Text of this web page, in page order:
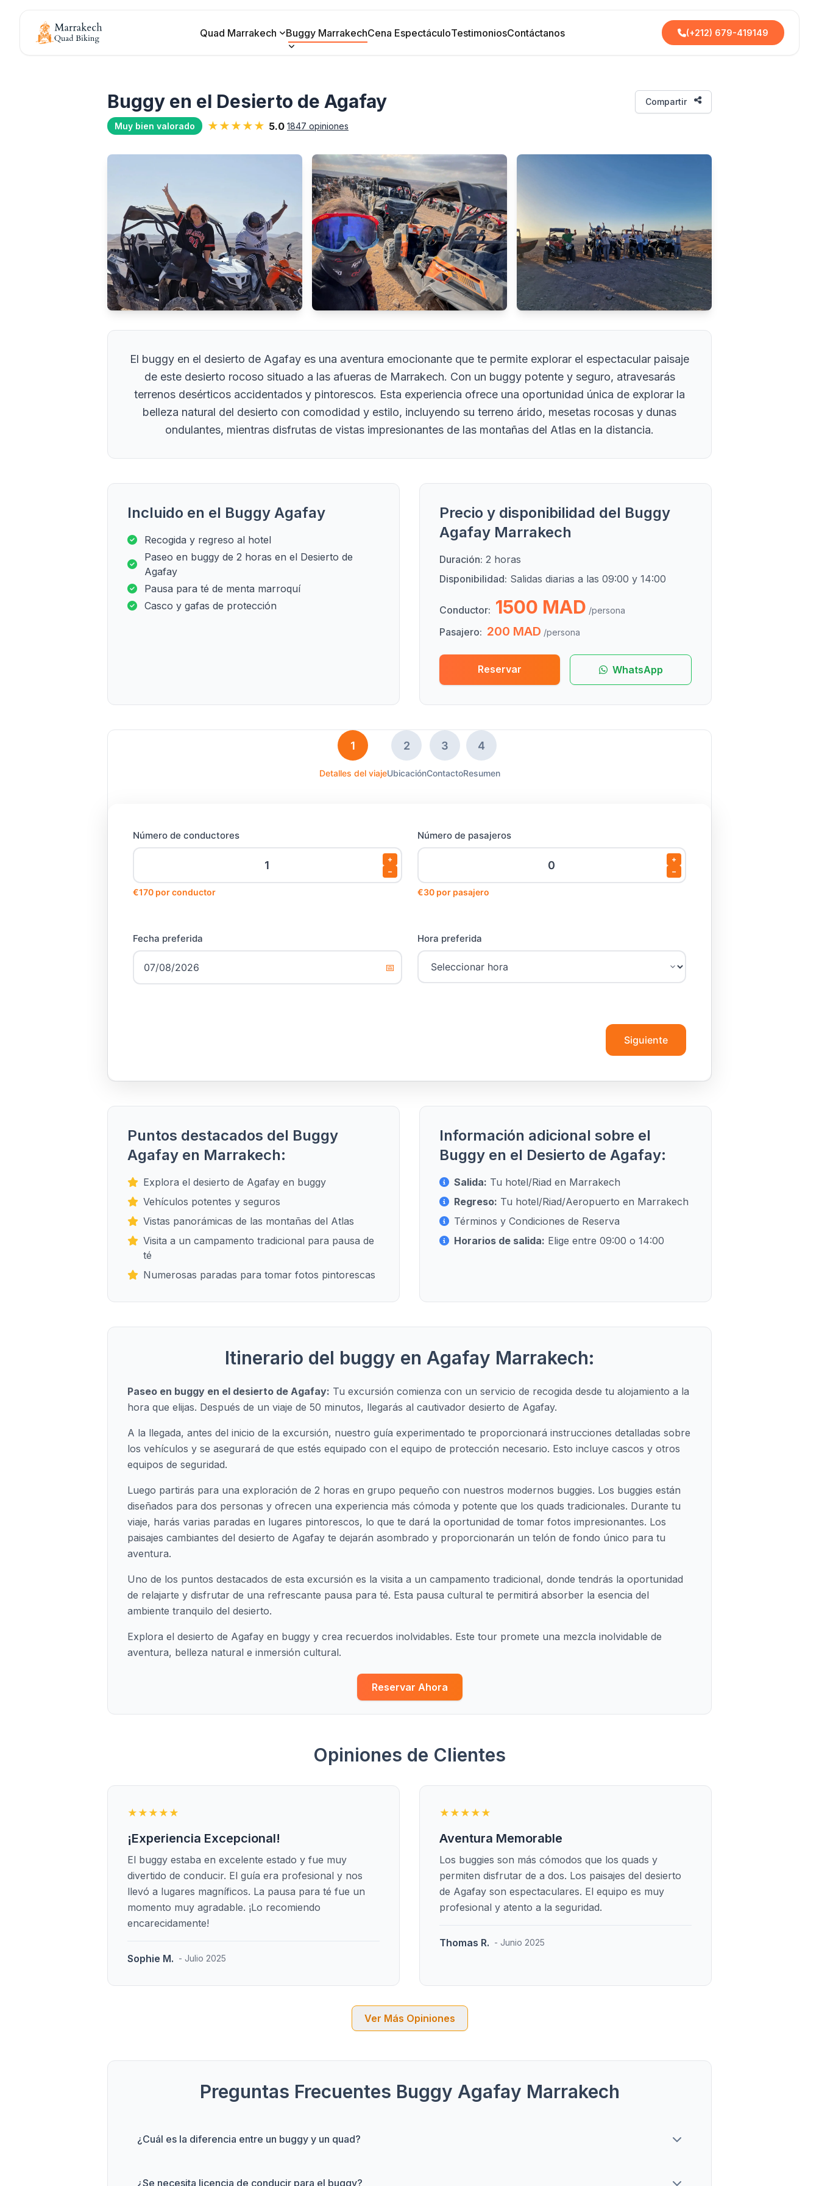
Quad Marrakech Buggy MarrakechCena EspectáculoTestimoniosContáctanos (+212) 679-419149
Buggy en el Desierto de Agafay
Muy bien valorado ★★★★★ 5.0 1847 opiniones
Compartir
El buggy en el desierto de Agafay es una aventura emocionante que te permite explorar el espectacular paisaje
de este desierto rocoso situado a las afueras de Marrakech. Con un buggy potente y seguro, atravesarás
terrenos desérticos accidentados y pintorescos. Esta experiencia ofrece una oportunidad única de explorar la
belleza natural del desierto con comodidad y estilo, incluyendo su terreno árido, mesetas rocosas y dunas
ondulantes, mientras disfrutas de vistas impresionantes de las montañas del Atlas en la distancia.
Incluido en el Buggy Agafay
Recogida y regreso al hotel
Paseo en buggy de 2 horas en el Desierto de
Agafay
Pausa para té de menta marroquí
Casco y gafas de protección
Precio y disponibilidad del Buggy
Agafay Marrakech
Duración: 2 horas
Disponibilidad: Salidas diarias a las 09:00 y 14:00
Conductor: 1500 MAD /persona
Pasajero: 200 MAD /persona
Reservar WhatsApp
1
Detalles del viaje
2
Ubicación
3
Contacto
4
Resumen
Número de conductores
+
−
€170 por conductor
Número de pasajeros
+
−
€30 por pasajero
Fecha preferida
📅
Hora preferida
Siguiente
Puntos destacados del Buggy
Agafay en Marrakech:
Explora el desierto de Agafay en buggy
Vehículos potentes y seguros
Vistas panorámicas de las montañas del Atlas
Visita a un campamento tradicional para pausa de
té
Numerosas paradas para tomar fotos pintorescas
Información adicional sobre el
Buggy en el Desierto de Agafay:
Salida: Tu hotel/Riad en Marrakech
Regreso: Tu hotel/Riad/Aeropuerto en Marrakech
Términos y Condiciones de Reserva
Horarios de salida: Elige entre 09:00 o 14:00
Itinerario del buggy en Agafay Marrakech:
Paseo en buggy en el desierto de Agafay: Tu excursión comienza con un servicio de recogida desde tu alojamiento a la
hora que elijas. Después de un viaje de 50 minutos, llegarás al cautivador desierto de Agafay.
A la llegada, antes del inicio de la excursión, nuestro guía experimentado te proporcionará instrucciones detalladas sobre
los vehículos y se asegurará de que estés equipado con el equipo de protección necesario. Esto incluye cascos y otros
equipos de seguridad.
Luego partirás para una exploración de 2 horas en grupo pequeño con nuestros modernos buggies. Los buggies están
diseñados para dos personas y ofrecen una experiencia más cómoda y potente que los quads tradicionales. Durante tu
viaje, harás varias paradas en lugares pintorescos, lo que te dará la oportunidad de tomar fotos impresionantes. Los
paisajes cambiantes del desierto de Agafay te dejarán asombrado y proporcionarán un telón de fondo único para tu
aventura.
Uno de los puntos destacados de esta excursión es la visita a un campamento tradicional, donde tendrás la oportunidad
de relajarte y disfrutar de una refrescante pausa para té. Esta pausa cultural te permitirá absorber la esencia del
ambiente tranquilo del desierto.
Explora el desierto de Agafay en buggy y crea recuerdos inolvidables. Este tour promete una mezcla inolvidable de
aventura, belleza natural e inmersión cultural.
Reservar Ahora
Opiniones de Clientes
★★★★★
¡Experiencia Excepcional!
El buggy estaba en excelente estado y fue muy
divertido de conducir. El guía era profesional y nos
llevó a lugares magníficos. La pausa para té fue un
momento muy agradable. ¡Lo recomiendo
encarecidamente!
Sophie M. - Julio 2025
★★★★★
Aventura Memorable
Los buggies son más cómodos que los quads y
permiten disfrutar de a dos. Los paisajes del desierto
de Agafay son espectaculares. El equipo es muy
profesional y atento a la seguridad.
Thomas R. - Junio 2025
Ver Más Opiniones
Preguntas Frecuentes Buggy Agafay Marrakech
¿Cuál es la diferencia entre un buggy y un quad?
¿Se necesita licencia de conducir para el buggy?